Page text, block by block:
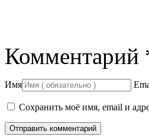
Комментарий
Имя
Сохранить моё имя, email и